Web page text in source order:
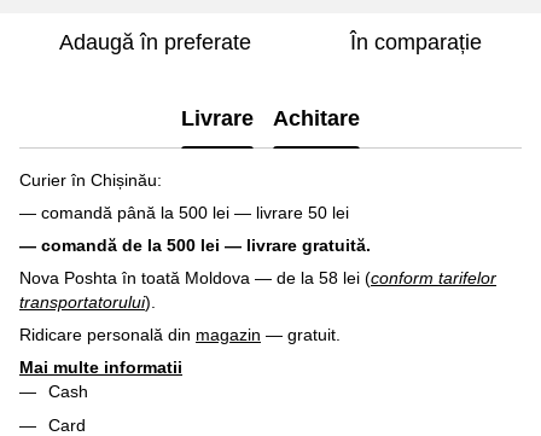
Adaugă în preferate În comparație
Livrare Achitare
Curier în Chișinău:
— comandă până la 500 lei — livrare 50 lei
— comandă de la 500 lei — livrare gratuită.
Nova Poshta în toată Moldova — de la 58 lei (conform tarifelor
transportatorului).
Ridicare personală din magazin — gratuit.
Mai multe informatii
Cash
Card